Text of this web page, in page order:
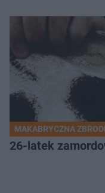
MAKABRYCZNA
26-latek